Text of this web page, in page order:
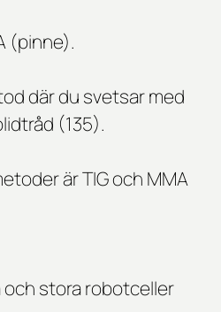
(pinne).
där du svetsar med
(135).
är TIG och MMA
och stora robotceller